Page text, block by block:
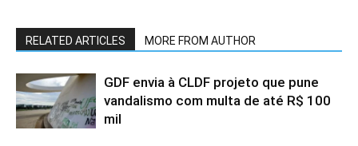
RELATED ARTICLES MORE FROM AUTHOR
GDF envia à CLDF projeto que pune
vandalismo com multa de até R$ 100
mil